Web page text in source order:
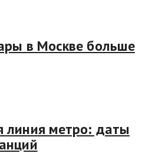
в Москве больше
линия метро: даты